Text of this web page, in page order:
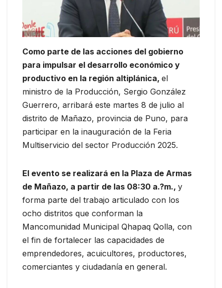
Como parte de las acciones del gobierno
para impulsar el desarrollo económico y
productivo en la región altiplánica, el
ministro de la Producción, Sergio González
Guerrero, arribará este martes 8 de julio al
distrito de Mañazo, provincia de Puno, para
participar en la inauguración de la Feria
Multiservicio del sector Producción 2025.
El evento se realizará en la Plaza de Armas
de Mañazo, a partir de las 08:30 a.?m., y
forma parte del trabajo articulado con los
ocho distritos que conforman la
Mancomunidad Municipal Qhapaq Qolla, con
el fin de fortalecer las capacidades de
emprendedores, acuicultores, productores,
comerciantes y ciudadanía en general.